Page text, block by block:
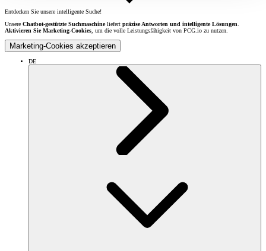
Entdecken Sie unsere intelligente Suche!
Unsere Chatbot-gestützte Suchmaschineliefert präzise Antworten und intelligente Lösungen.
Aktivieren Sie Marketing-Cookies, um die volle Leistungsfähigkeit von PCG.io zu nutzen.
Marketing-Cookies akzeptieren
DE